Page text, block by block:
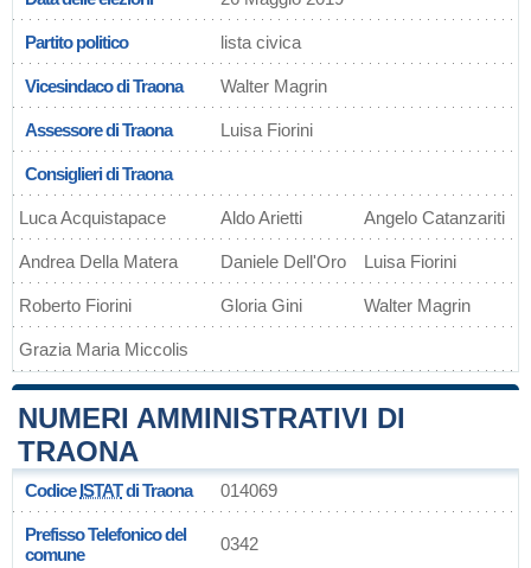
Partito politico lista civica
Vicesindaco di Traona Walter Magrin
Assessore di Traona Luisa Fiorini
Consiglieri di Traona
Luca Acquistapace Aldo Arietti Angelo Catanzariti
Andrea Della Matera Daniele Dell'Oro Luisa Fiorini
Roberto Fiorini Gloria Gini Walter Magrin
Grazia Maria Miccolis
NUMERI AMMINISTRATIVI DI
TRAONA
CodiceISTATdi Traona 014069
Prefisso Telefonico del
comune
0342